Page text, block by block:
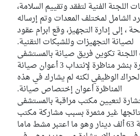
اللجنة الفنية لتفقد وتقييم السلامة،
الشامل لمختلف المعدات وتم إرساله
، إلى إدارة التجهيز، وقع ابرام عقود
لصيانة التجهيزات وللشبكات التقنية.
تكوين فريق صيانة بالمستشفى
وقامت الوزارة بنشر مناظرة لإنتداب 3 أعوان صيانة
الوظيفي لكنه لم يشارك في هذه
المناظرة أعوان إختصاص صيانة.
لتعيين مكتب مراقبة بالمستشفى
غير مثمرة بسبب مشاركة مكتب
وحيد بقيمة 63 ألف دينار وهو ما اعتبر مشط ماما